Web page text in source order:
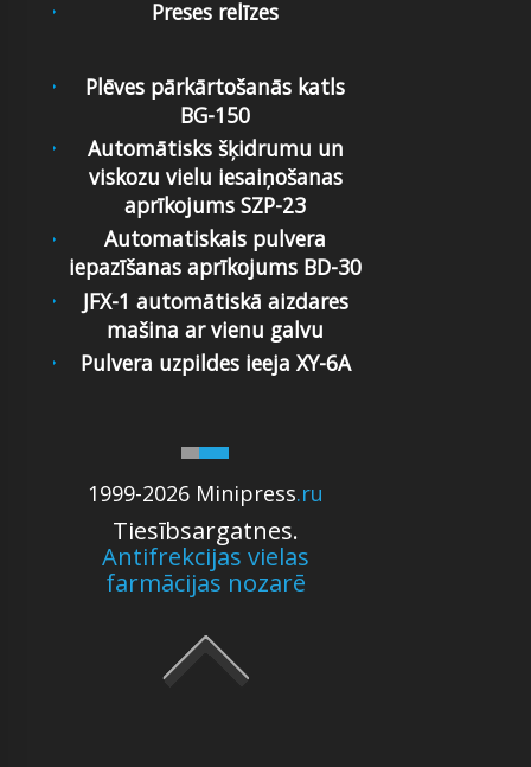
Preses relīzes
1999-2026 Minipress.ru
Tiesībsargatnes.
Antifrekcijas vielas
farmācijas nozarē
Plēves pārkārtošanās katls
BG-150
Automātisks šķidrumu un
viskozu vielu iesaiņošanas
aprīkojums SZP-23
Automatiskais pulvera
iepazīšanas aprīkojums BD-30
JFX-1 automātiskā aizdares
mašina ar vienu galvu
Pulvera uzpildes ieeja XY-6A